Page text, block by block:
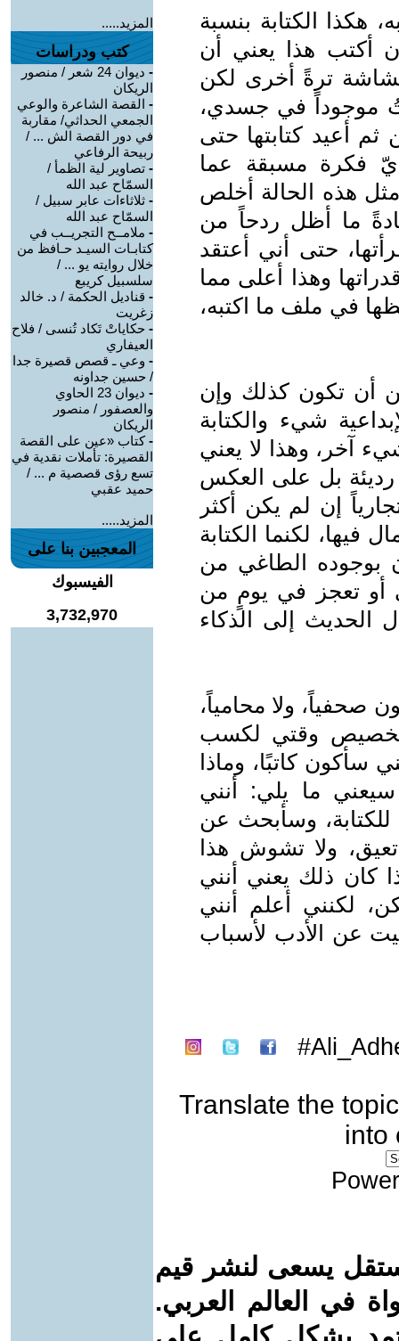
هكذا الكتابة بنسبة
أكتب هذا يعني أن
ترةً أخرى لكن
موجوداً في جسدي،
أعيد كتابتها حتى
فكرة مسبقة عما
هذه الحالة أخلص
ما أظل ردحاً من
حتى أني أعتقد
وهذا أعلى مما
في ملف ما اكتبه،
أن تكون كذلك وإن
شيء والكتابة
آخر، وهذا لا يعني
رديئة بل على العكس
إن لم يكن أكثر
فيها، لكنما الكتابة
بوجوده الطاغي من
أو تعجز في يومٍ من
الحديث إلى الذكاء
صحفياً، ولا محامياً،
تخصيص وقتي لكسب
كاتبًا، وماذا
ما يلي: أنني
وسأبحث عن
ولا تشوش هذا
كان ذلك يعني أنني
لكنني أعلم أنني
عن الأدب لأسباب
Translate the topic
into
يسعى لنشر قيم
في العالم العربي.
المزيد.....
كتب ودراسات
-
ديوان 24 شعر / منصور
الريكان
- القصة الشاعرة والوعي
الجمعي الحداثي/ مقاربة
في دور القصة الش ... /
ربيحة الرفاعي
- تصاوير لية الظمأ /
السمّاح عبد الله
- ثلاثاءات عابر سبيل /
السمّاح عبد الله
- ملامــح التجريــب في
كتابـات السيـد حـافظ من
خلال روايته يو ... /
سلسبيل كريبع
- قناديل الحكمة / د. خالد
زغريت
- حكاياتْ تَكاد تُنسى / فلاح
العيفاري
- وعي ـ قصص قصيرة جدا
/ حسين جداونه
-
ديوان 23 الحاوي
والعصفور / منصور
الريكان
-كتاب «عين على القصة
القصيرة: تأملات نقدية في
تسع رؤى قصصية م ... /
حميد عقبي
المزيد.....
المعجبين بنا على
الفيسبوك
3,732,970